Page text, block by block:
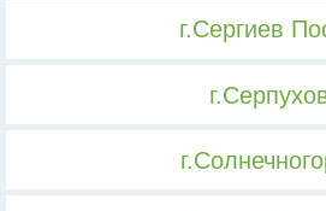
г.Сергиев